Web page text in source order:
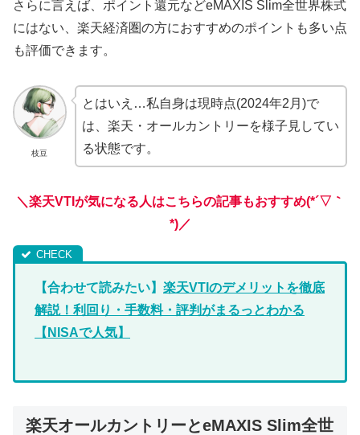
さらに言えば、ポイント還元などeMAXIS Slim全世界株式
にはない、楽天経済圏の方におすすめのポイントも多い点
も評価できます。
枝豆
とはいえ…私自身は現時点(2024年2月)で
は、楽天・オールカントリーを様子見してい
る状態です。
＼楽天VTIが気になる人はこちらの記事もおすすめ(*´▽｀
*)／
【合わせて読みたい】 楽天VTIのデメリットを徹底
解説！利回り・手数料・評判がまるっとわかる
【NISAで人気】
楽天オールカントリーとeMAXIS Slim全世